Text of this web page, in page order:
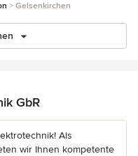
Gelsenkirchen
GbR
Als
wir Ihnen kompetente